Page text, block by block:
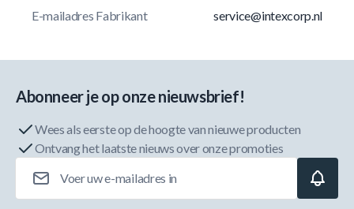
E-mailadres Fabrikant service@intexcorp.nl
Abonneer je op onze nieuwsbrief!
Wees als eerste op de hoogte van nieuwe producten
Ontvang het laatste nieuws over onze promoties